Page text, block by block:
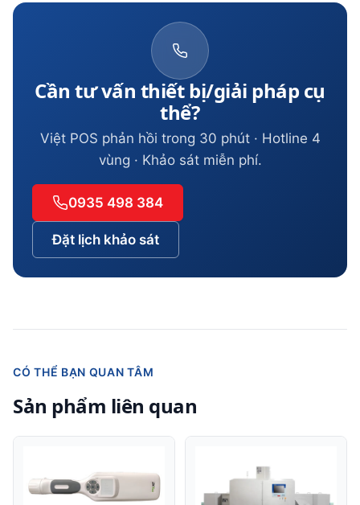
Cần tư vấn thiết bị/giải pháp cụ
thể?
Việt POS phản hồi trong 30 phút · Hotline 4
vùng · Khảo sát miễn phí.
0935 498 384
Đặt lịch khảo sát
CÓ THỂ BẠN QUAN TÂM
Sản phẩm liên quan